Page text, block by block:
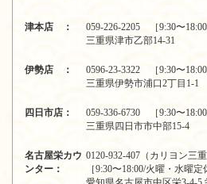
津本店 ：
059-226-2205 ［9:30〜
三重県津市乙部14-31
伊勢店 ：
0596-23-3322 ［9:30〜
三重県伊勢市浦口2丁目1-1
四日市店：
059-336-6730 ［9:30〜
三重県四日市市中部15-4
名古屋栄カウ
ンター：
0120-932-407（カリヨン三重
［9:30〜18:00/火曜・水曜定